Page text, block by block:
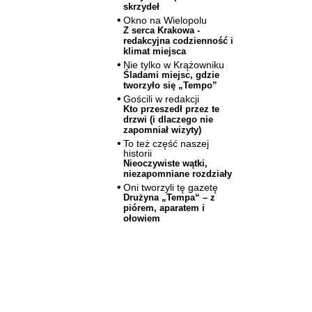
skrzydeł
Okno na Wielopolu
Z serca Krakowa -
redakcyjna codzienność i
klimat miejsca
Nie tylko w Krążowniku
Śladami miejsc, gdzie
tworzyło się „Tempo”
Gościli w redakcji
Kto przeszedł przez te
drzwi (i dlaczego nie
zapomniał wizyty)
To też część naszej
historii
Nieoczywiste wątki,
niezapomniane rozdziały
Oni tworzyli tę gazetę
Drużyna „Tempa“ – z
piórem, aparatem i
ołowiem